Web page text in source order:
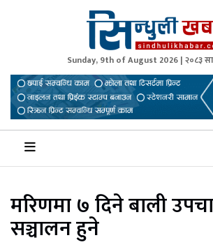
Sindhuli Khabar
News from Sindhuli Nepal
Sunday, 9th of August 2026 | २०८३
मरिणमा ७ दिने बाली
सञ्चालन हुने